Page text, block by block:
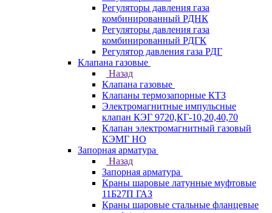
Регуляторы давления газа
комбинированный РДНК
Регуляторы давления газа
комбинированный РДГК
Регулятор давления газа РДГ
Клапана газовые
Назад
Клапана газовые
Клапаны термозапорные КТЗ
Электромагнитные импульсные
клапан КЭГ 9720,КГ-10,20,40,70
Клапан электромагнитный газовый
КЭМГ НО
Запорная арматура
Назад
Запорная арматура
Краны шаровые латунные муфтовые
11Б27П ГАЗ
Краны шаровые стальные фланцевые